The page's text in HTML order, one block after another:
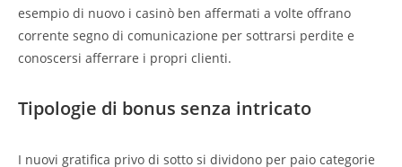
esempio di nuovo i casinò ben affermati a volte offrano
corrente segno di comunicazione per sottrarsi perdite e
conoscersi afferrare i propri clienti.
Tipologie di bonus senza intricato
I nuovi gratifica privo di sotto si dividono per paio categorie